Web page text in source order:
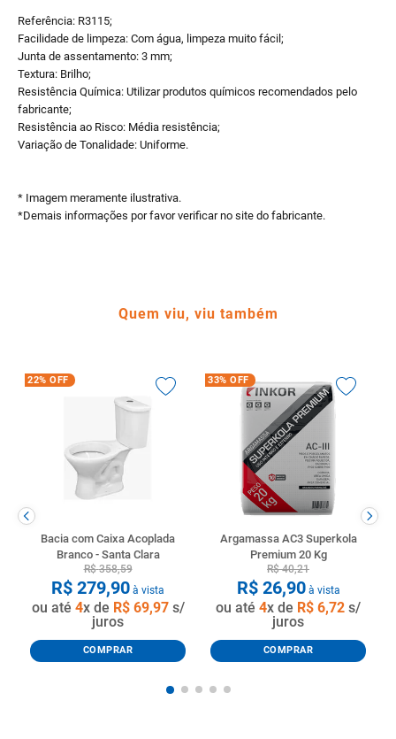
Referência: R3115;
Facilidade de limpeza: Com água, limpeza muito fácil;
Junta de assentamento: 3 mm;
Textura: Brilho;
Resistência Química: Utilizar produtos químicos recomendados pelo
fabricante;
Resistência ao Risco: Média resistência;
Variação de Tonalidade: Uniforme.
* Imagem meramente ilustrativa.
*Demais informações por favor verificar no site do fabricante.
Quem viu, viu também
22% OFF
Bacia com Caixa Acoplada
Branco - Santa Clara
R$ 358,59
R$ 279,90 à vista
ou até 4x de R$ 69,97s/
juros
COMPRAR
33% OFF
Argamassa AC3 Superkola
Premium 20 Kg
R$ 40,21
R$ 26,90à vista
ou até 4x de R$ 6,72 s/
juros
COMPRAR